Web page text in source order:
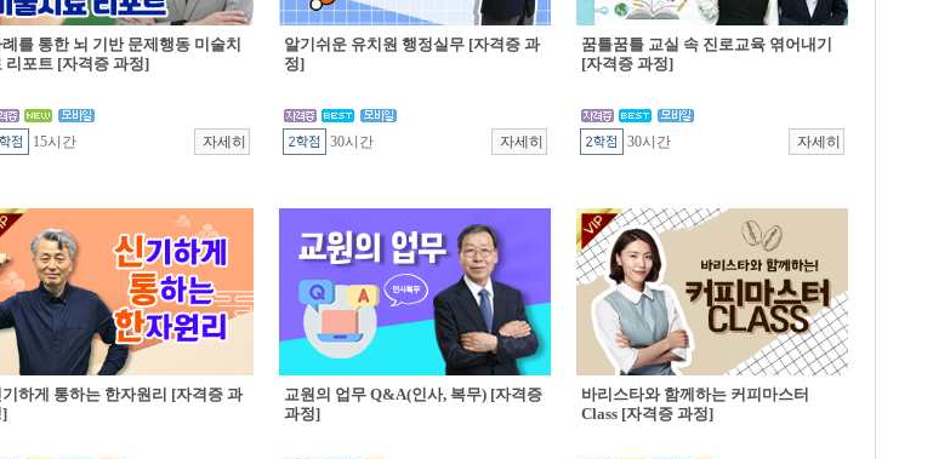
를 통한 뇌 기반 문제행동 미술치
리포트 [자격증 과정]
15시간
알기쉬운 유치원 행정실무 [자격증 과
정]
30시간
꿈틀꿈틀 교실 속 진로교육 엮어내기
[자격증 과정]
30시간
하게 통하는 한자원리 [자격증 과
]
교원의 업무 Q&A(인사, 복무) [자격증
과정]
바리스타와 함께하는 커피마스터
Class [자격증 과정]